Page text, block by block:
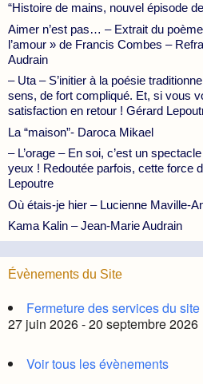
“Histoire de mains, nouvel épisode
Aimer n’est pas… – Extrait du
l’amour » de Francis Combes –
Audrain
– Uta – S’initier à la poésie
sens, de fort compliqué. Et, si vous
satisfaction en retour ! Gérard
La “maison”- Daroca Mikael
– L’orage – En soi, c’est un
yeux ! Redoutée parfois, cette force
Lepoutre
Où étais-je hier – Lucienne Maville-
Kama Kalin – Jean-Marie Audrain
Évènements du Site
Fermeture des services du site
27 juin 2026 - 20 septembre 2026
Voir tous les évènements